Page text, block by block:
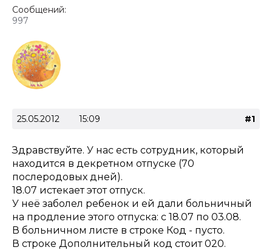
Сообщений:
997
25.05.2012 15:09 #1
Здравствуйте. У нас есть сотрудник, который
находится в декретном отпуске (70
послеродовых дней).
18.07 истекает этот отпуск.
У неё заболел ребенок и ей дали больничный
на продление этого отпуска: с 18.07 по 03.08.
В больничном листе в строке Код - пусто.
В строке Дополнительный код стоит 020.